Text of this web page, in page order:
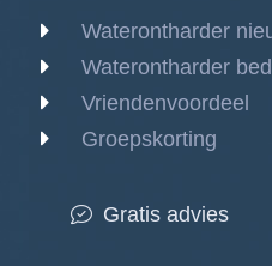
Waterontharder
Waterontharder
Vriendenvoordeel
Groepskorting
Gratis advies